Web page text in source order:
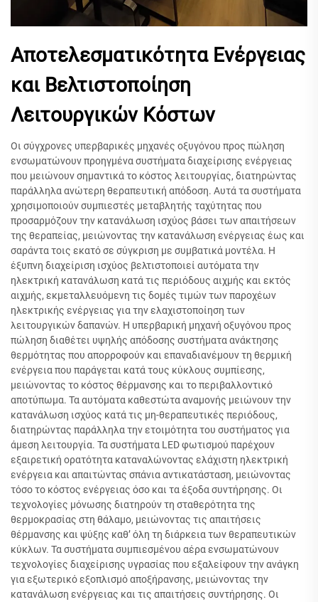
Αποτελεσματικότητα Ενέργειας
και Βελτιστοποίηση
Λειτουργικών Κόστων
Οι σύγχρονες υπερβαρικές μηχανές οξυγόνου προς πώληση
ενσωματώνουν προηγμένα συστήματα διαχείρισης ενέργειας
που μειώνουν σημαντικά το κόστος λειτουργίας, διατηρώντας
παράλληλα ανώτερη θεραπευτική απόδοση. Αυτά τα συστήματα
χρησιμοποιούν συμπιεστές μεταβλητής ταχύτητας που
προσαρμόζουν την κατανάλωση ισχύος βάσει των απαιτήσεων
της θεραπείας, μειώνοντας την κατανάλωση ενέργειας έως και
σαράντα τοις εκατό σε σύγκριση με συμβατικά μοντέλα. Η
έξυπνη διαχείριση ισχύος βελτιστοποιεί αυτόματα την
ηλεκτρική κατανάλωση κατά τις περιόδους αιχμής και εκτός
αιχμής, εκμεταλλευόμενη τις δομές τιμών των παροχέων
ηλεκτρικής ενέργειας για την ελαχιστοποίηση των
λειτουργικών δαπανών. Η υπερβαρική μηχανή οξυγόνου προς
πώληση διαθέτει υψηλής απόδοσης συστήματα ανάκτησης
θερμότητας που απορροφούν και επαναδιανέμουν τη θερμική
ενέργεια που παράγεται κατά τους κύκλους συμπίεσης,
μειώνοντας το κόστος θέρμανσης και το περιβαλλοντικό
αποτύπωμα. Τα αυτόματα καθεστώτα αναμονής μειώνουν την
κατανάλωση ισχύος κατά τις μη-θεραπευτικές περιόδους,
διατηρώντας παράλληλα την ετοιμότητα του συστήματος για
άμεση λειτουργία. Τα συστήματα LED φωτισμού παρέχουν
εξαιρετική ορατότητα καταναλώνοντας ελάχιστη ηλεκτρική
ενέργεια και απαιτώντας σπάνια αντικατάσταση, μειώνοντας
τόσο το κόστος ενέργειας όσο και τα έξοδα συντήρησης. Οι
τεχνολογίες μόνωσης διατηρούν τη σταθερότητα της
θερμοκρασίας στη θάλαμο, μειώνοντας τις απαιτήσεις
θέρμανσης και ψύξης καθ’ όλη τη διάρκεια των θεραπευτικών
κύκλων. Τα συστήματα συμπιεσμένου αέρα ενσωματώνουν
τεχνολογίες διαχείρισης υγρασίας που εξαλείφουν την ανάγκη
για εξωτερικό εξοπλισμό αποξήρανσης, μειώνοντας την
κατανάλωση ενέργειας και τις απαιτήσεις συντήρησης. Οι